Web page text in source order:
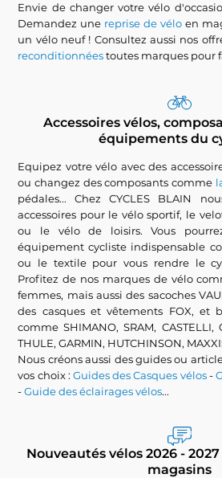
Envie de changer votre vélo
Demandez une reprise de vélo en
un vélo neuf ! Consultez aussi nos
reconditionnéestoutes marques pour
Accessoires vélos,
équipements du
Equipez votre vélo avec des
ou changez des composants comme
pédales... Chez CYCLES BLAIN
accessoires pour le vélo sportif, le
ou le vélo de loisirs. Vous
équipement cycliste indispensable
ou le textile pour vous rendre le
Profitez de nos marques de vélo
femmes, mais aussi des sacoches
des casques et vêtements FOX, et
comme SHIMANO, SRAM, CASTELLI,
THULE, GARMIN, HUTCHINSON,
Nous créons aussi des guides ou
vos choix :Guides des Casques vélos-
-Guide des éclairages vélos...
Nouveautés vélos 2026 -
magasins